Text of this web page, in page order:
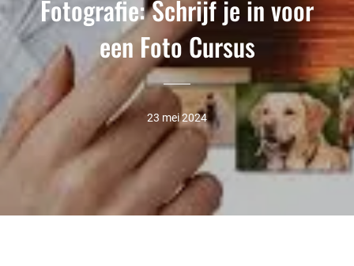
Fotografie: Schrijf je in voor
een Foto Cursus
23 mei 2024